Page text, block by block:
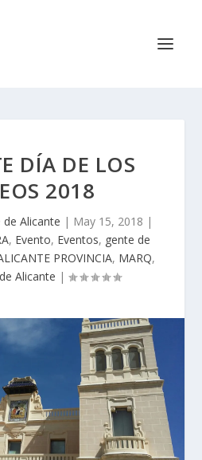
DÍA DE LOS
2018
de Alicante | May 15, 2018 |
, Evento, Eventos, gente de
PROVINCIA, MARQ,
Alicante |